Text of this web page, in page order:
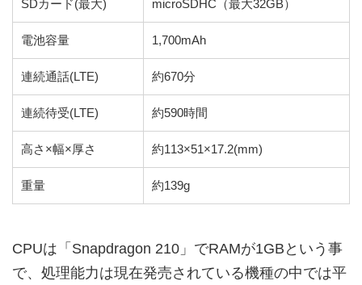
SDカード(最大) microSDHC（最大32GB）
電池容量 1,700mAh
連続通話(LTE) 約670分
連続待受(LTE) 約590時間
高さ×幅×厚さ 約113×51×17.2(mm)
重量 約139g
CPUは「Snapdragon 210」でRAMが1GBという事
で、処理能力は現在発売されている機種の中では平